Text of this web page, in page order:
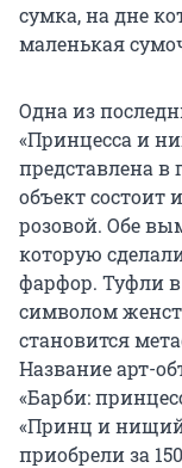
сумка, на дне
маленькая
Одна из
«Принцесса и
представлена в
объект состоит
розовой. Обе
которую
фарфор. Туфли
символом
становится
Название арт-
«Барби:
«Принц и
приобрели за